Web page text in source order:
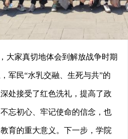
家真切地体会到解放战争时期
军民“水乳交融、生死与共”的
处接受了红色洗礼，提高了政
忘初心、牢记使命的信念，也
育的重大意义。下一步，学院